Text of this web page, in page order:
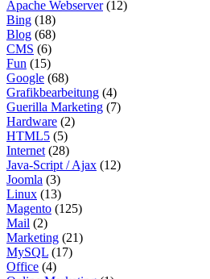
Apache Webserver(12)
Bing (18)
Blog (68)
CMS (6)
Fun (15)
Google (68)
Grafikbearbeitung (4)
Guerilla Marketing (7)
Hardware (2)
HTML5 (5)
Internet(28)
Java-Script / Ajax (12)
Joomla (3)
Linux (13)
Magento (125)
Mail (2)
Marketing (21)
MySQL (17)
Office (4)